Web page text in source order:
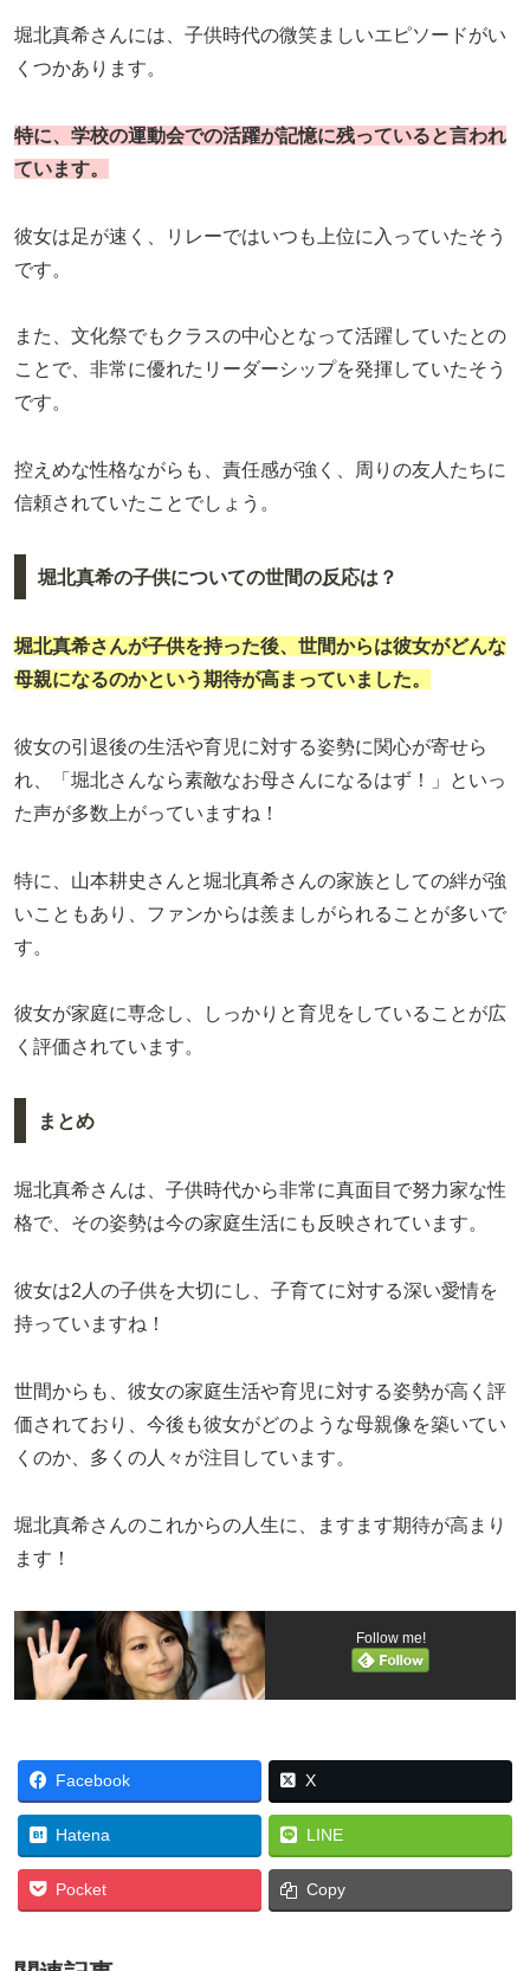
堀北真希さんには、子供時代の微笑ましいエピソードがい
くつかあります。
特に、学校の運動会での活躍が記憶に残っていると言われ
ています。
彼女は足が速く、リレーではいつも上位に入っていたそう
です。
また、文化祭でもクラスの中心となって活躍していたとの
ことで、非常に優れたリーダーシップを発揮していたそう
です。
控えめな性格ながらも、責任感が強く、周りの友人たちに
信頼されていたことでしょう。
堀北真希の子供についての世間の反応は？
堀北真希さんが子供を持った後、世間からは彼女がどんな
母親になるのかという期待が高まっていました。
彼女の引退後の生活や育児に対する姿勢に関心が寄せら
れ、「堀北さんなら素敵なお母さんになるはず！」といっ
た声が多数上がっていますね！
特に、山本耕史さんと堀北真希さんの家族としての絆が強
いこともあり、ファンからは羨ましがられることが多いで
す。
彼女が家庭に専念し、しっかりと育児をしていることが広
く評価されています。
まとめ
堀北真希さんは、子供時代から非常に真面目で努力家な性
格で、その姿勢は今の家庭生活にも反映されています。
彼女は2人の子供を大切にし、子育てに対する深い愛情を
持っていますね！
世間からも、彼女の家庭生活や育児に対する姿勢が高く評
価されており、今後も彼女がどのような母親像を築いてい
くのか、多くの人々が注目しています。
堀北真希さんのこれからの人生に、ますます期待が高まり
ます！
Follow me!
Facebook X
Hatena LINE
Pocket Copy